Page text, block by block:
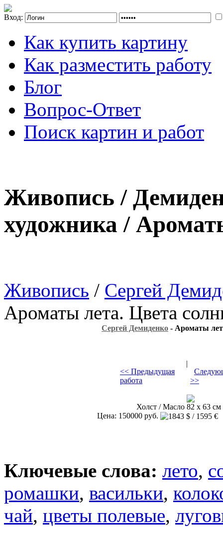
Вход:
Как купить картину
Как разместить работу
Блог
Вопрос-Ответ
Поиск картин и работ
Живопись /
художника /
Живопись / Сергей
Ароматы лета. Цвета
Сергей Демиденко - Ароматы
<< Предыдущая
работа
|
>>
Холст / Масло 82 х 63 см
Цена: 150000 руб.
Ключевые слова: лето,
ромашки, васильки,
чай, цветы полевые,